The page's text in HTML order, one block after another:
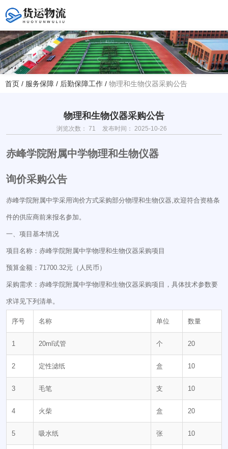
您好！欢迎访问赤峰大学附属中学官方网站！
韩主任(教务处)15047575012
学校地址
赤峰市红山区大新地路29号
首页 / 服务保障 / 后勤保障工作 / 物理和生物仪器采购公告
物理和生物仪器采购公告
浏览次数： 71 发布时间： 2025-10-26
赤峰学院附属中学物理和生物仪器
询价采购公告
赤峰学院附属中学采用询价方式采购部分物理和生物仪器,欢迎符合资格条
件的供应商前来报名参加。
一、项目基本情况
项目名称：赤峰学院附属中学物理和生物仪器采购项目
预算金额：71700.32元（人民币）
采购需求：赤峰学院附属中学物理和生物仪器采购项目，具体技术参数要
求详见下列清单。
序号 名称 单位 数量
1 20ml试管 个 20
2 定性滤纸 盒 10
3 毛笔 支 10
4 火柴 盒 20
5 吸水纸 张 10